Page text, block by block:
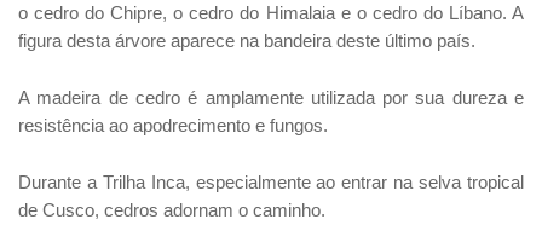
o cedro do Chipre, o cedro do Himalaia e o cedro do Líbano. A
figura desta árvore aparece na bandeira deste último país.
A madeira de cedro é amplamente utilizada por sua dureza e
resistência ao apodrecimento e fungos.
Durante a Trilha Inca, especialmente ao entrar na selva tropical
de Cusco, cedros adornam o caminho.